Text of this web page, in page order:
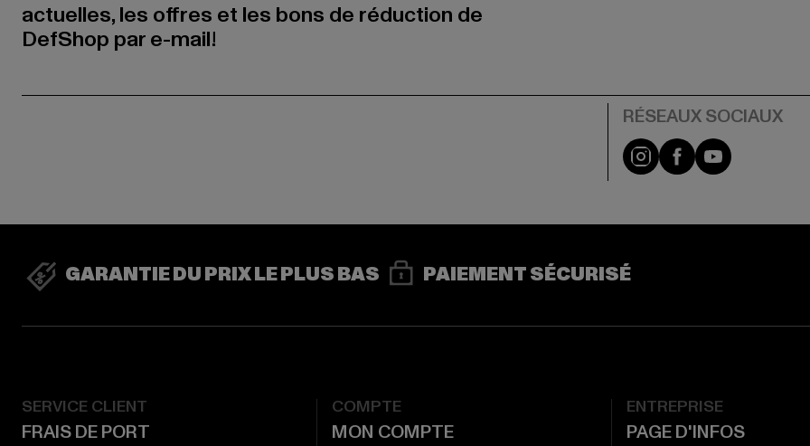
actuelles, les offres et les bons de réduction de
DefShop par e-mail!
Visit our Instagram
Visit ourVisit our
GARANTIE DU PRIX LE PLUS BAS PAIEMENT SÉCURISÉ
SERVICE CLIENT
FRAIS DE PORT
COMPTE
MON COMPTE
ENTREPRISE
PAGE D'INFOS